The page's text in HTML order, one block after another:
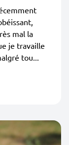
mal la
je travaille
tou...